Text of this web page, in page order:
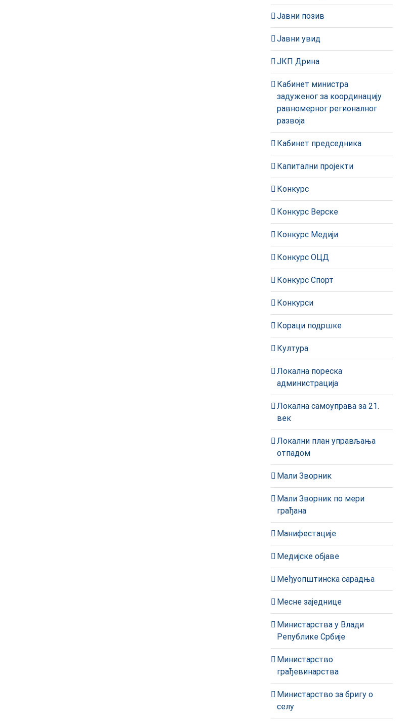
Јавни позив
Јавни увид
ЈКП Дрина
Кабинет министра
задуженог за координацију
равномерног регионалног
развоја
Кабинет председника
Капитални пројекти
Конкурс
Конкурс Верске
Конкурс Медији
Конкурс ОЦД
Конкурс Спорт
Конкурси
Кораци подршке
Култура
Локална пореска
администрација
Локална самоуправа за 21.
век
Локални план управљања
отпадом
Мали Зворник
Мали Зворник по мери
грађана
Манифестације
Медијске објаве
Међуопштинска сарадња
Месне заједнице
Министарства у Влади
Републике Србије
Министарство
грађевинарства
Министарство за бригу о
селу